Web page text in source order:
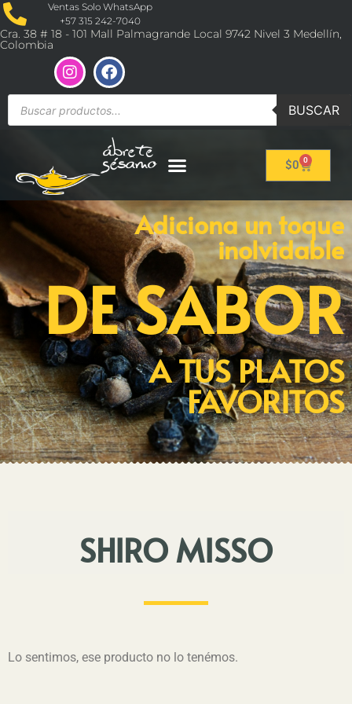
Ventas Solo WhatsApp
+57 315 242-7040
Cra. 38 # 18 - 101 Mall Palmagrande Local 9742 Nivel 3 Medellín,
Colombia
BUSCAR
$0 0
Adiciona un toque
inolvidable
DE SABOR
A TUS PLATOS
FAVORITOS
SHIRO MISSO
Lo sentimos, ese producto no lo tenémos.